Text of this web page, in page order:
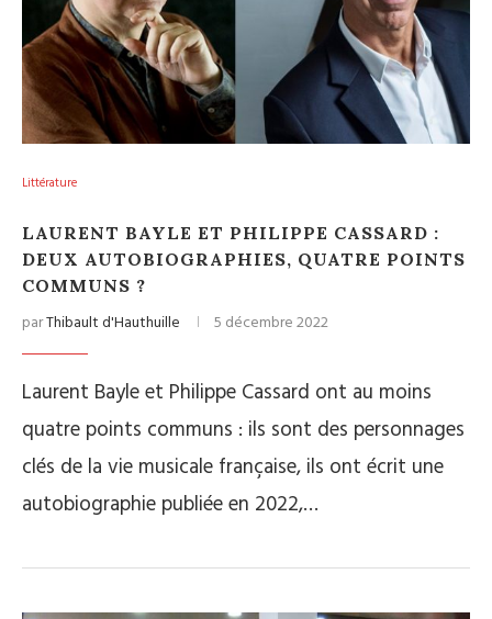
Littérature
LAURENT BAYLE ET PHILIPPE CASSARD :
DEUX AUTOBIOGRAPHIES, QUATRE POINTS
COMMUNS ?
parThibault d'Hauthuille 5 décembre 2022
Laurent Bayle et Philippe Cassard ont au moins
quatre points communs : ils sont des personnages
clés de la vie musicale française, ils ont écrit une
autobiographie publiée en 2022,…